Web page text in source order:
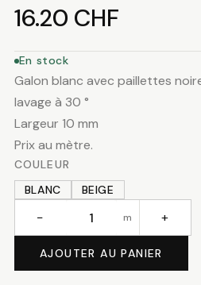
16.20 CHF
En stock
Galon blanc avec paillettes
lavage à 30 °
Largeur 10 mm
Prix au mètre.
COULEUR
BLANC
BEIGE
Galon
− m +
AJOUTER AU PANIER